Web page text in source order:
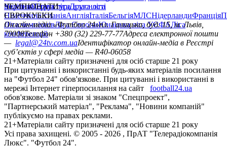
політикаСтруктура власності
УкраїнаПерша лігаДруга ліга
ЧЕМПІОНАТИ
НімеччинаІспаніяАнгліяІталіяБельгіяМЛСНідерландиФранція
ЄВРОКУБКИ
Ліга чемпіонівЛіга ЄвропиЮнацька ліга УЄФАЛіга
конференцій
Онлайн-медіа «Футбол 24»пл. Галицька, буд. 15, м. Львів,
79008Телефон +380 (32) 229-77-77Адреса електронної пошти
— legal@24tv.com.uaІдентифікатор онлайн-медіа в Реєстрі
суб’єктів у сфері медіа — R40-06058
21+Матеріали сайту призначені для осіб старше 21 року
При цитуванні і використанні будь-яких матеріалів посилання
на "Футбол 24" обов'язкове. При цитуванні і використанні в
мережі Інтернет гіперпосилання на сайт
football24.ua
обов'язкове. Матеріали зі знаком "Спецпроект",
"Партнерський матеріал", "Реклама", "Новини компаній"
публікуємо на правах реклами.
21+Матеріали сайту призначені для осіб старше 21 року
Усi права захищенi. © 2005 - 2026 , ПрАТ "Телерадіокомпанія
Люкс". "Футбол 24".